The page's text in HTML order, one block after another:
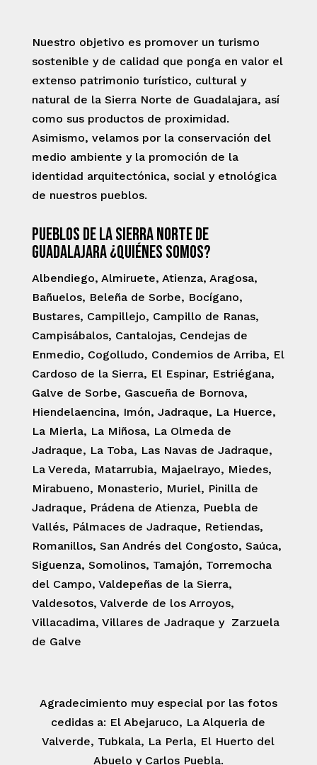
Nuestro objetivo es promover un turismo
sostenible y de calidad que ponga en valor el
extenso patrimonio turístico, cultural y
natural de la Sierra Norte de Guadalajara, así
como sus productos de proximidad.
Asimismo, velamos por la conservación del
medio ambiente y la promoción de la
identidad arquitectónica, social y etnológica
de nuestros pueblos.
Pueblos de la Sierra Norte de
Guadalajara ¿Quiénes somos?
Albendiego, Almiruete, Atienza, Aragosa,
Bañuelos, Beleña de Sorbe, Bocígano,
Bustares, Campillejo, Campillo de Ranas,
Campisábalos, Cantalojas, Cendejas de
Enmedio, Cogolludo, Condemios de Arriba, El
Cardoso de la Sierra, El Espinar, Estriégana,
Galve de Sorbe, Gascueña de Bornova,
Hiendelaencina, Imón, Jadraque, La Huerce,
La Mierla, La Miñosa, La Olmeda de
Jadraque, La Toba, Las Navas de Jadraque,
La Vereda, Matarrubia, Majaelrayo, Miedes,
Mirabueno, Monasterio, Muriel, Pinilla de
Jadraque, Prádena de Atienza, Puebla de
Vallés, Pálmaces de Jadraque, Retiendas,
Romanillos, San Andrés del Congosto, Saúca,
Siguenza, Somolinos, Tamajón, Torremocha
del Campo, Valdepeñas de la Sierra,
Valdesotos, Valverde de los Arroyos,
Villacadima, Villares de Jadraque y Zarzuela
de Galve
Agradecimiento muy especial por las fotos
cedidas a: El Abejaruco, La Alqueria de
Valverde, Tubkala, La Perla, El Huerto del
Abuelo y Carlos Puebla.